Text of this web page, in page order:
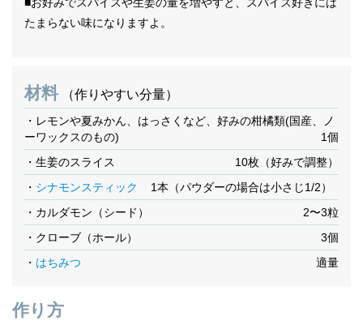
たまらない味になりますよ。
材料 （作りやすい分量）
・レモンや夏みかん、はっさくなど、好みの柑橘類(国産、ノ
ーワックスのもの)
1個
・生姜のスライス
10枚（好みで調整）
・ シナモンスティック
1本（パウダーの場合は小さじ1/2）
・カルダモン（シード）
2〜3粒
・クローブ（ホール）
3個
・ はちみつ 適量
作り方